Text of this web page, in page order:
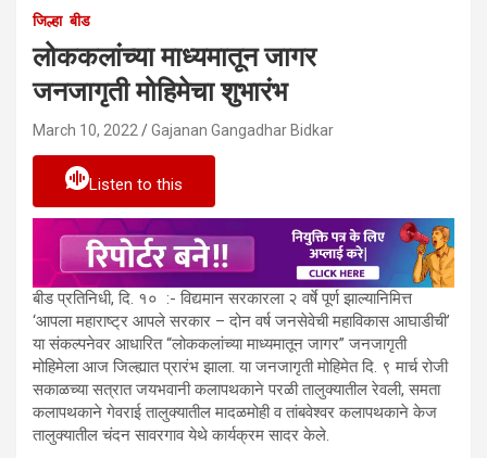
जिल्हा बीड
लोककलांच्या माध्यमातून जागर
जनजागृती मोहिमेचा शुभारंभ
March 10, 2022 Gajanan Gangadhar Bidkar
Listen to this
बीड प्रतिनिधी, दि. १० :- विद्यमान सरकारला २ वर्षे पूर्ण झाल्यानिमित्त
‘आपला महाराष्ट्र आपले सरकार – दोन वर्ष जनसेवेची महाविकास आघाडीची’
या संकल्पनेवर आधारित “लोककलांच्या माध्यमातून जागर” जनजागृती
मोहिमेला आज जिल्ह्यात प्रारंभ झाला. या जनजागृती मोहिमेत दि. ९ मार्च रोजी
सकाळच्या सत्रात जयभवानी कलापथकाने परळी तालुक्यातील रेवली, समता
कलापथकाने गेवराई तालुक्यातील मादळमोही व तांबवेश्वर कलापथकाने केज
तालुक्यातील चंदन सावरगाव येथे कार्यक्रम सादर केले.